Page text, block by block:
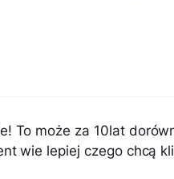
To może za 10lat
wie lepiej czego chcą